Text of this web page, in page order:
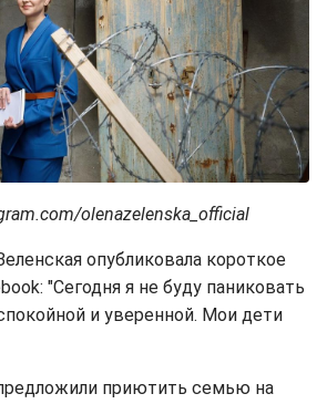
olenazelenska_official
опубликовала короткое
"Сегодня я не буду паниковать
и уверенной. Мои дети
приютить семью на